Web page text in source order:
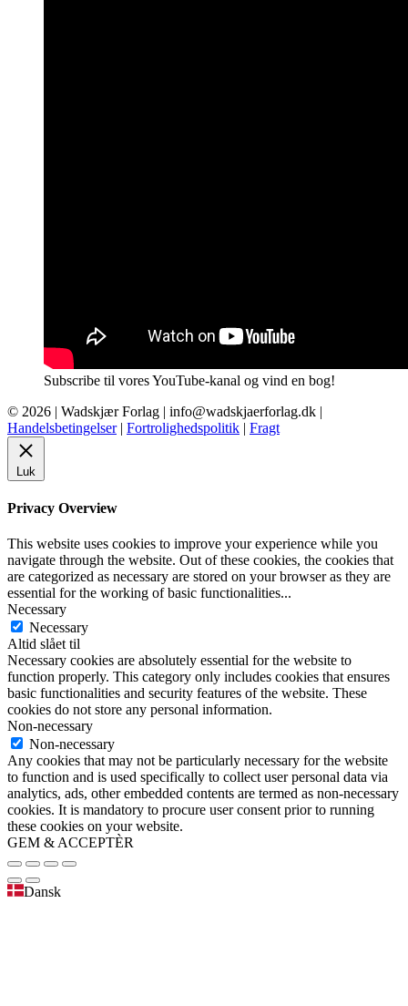
Subscribe til vores YouTube-kanal og vind en bog!
© 2026 | Wadskjær Forlag | info@wadskjaerforlag.dk |
Handelsbetingelser| Fortrolighedspolitik | Fragt
Luk
Privacy Overview
This website uses cookies to improve your experience while you
navigate through the website. Out of these cookies, the cookies that
are categorized as necessary are stored on your browser as they are
essential for the working of basic functionalities...
Necessary
Necessary
Altid slået til
Necessary cookies are absolutely essential for the website to
function properly. This category only includes cookies that ensures
basic functionalities and security features of the website. These
cookies do not store any personal information.
Non-necessary
Non-necessary
Any cookies that may not be particularly necessary for the website
to function and is used specifically to collect user personal data via
analytics, ads, other embedded contents are termed as non-necessary
cookies. It is mandatory to procure user consent prior to running
these cookies on your website.
GEM & ACCEPTÈR
Dansk